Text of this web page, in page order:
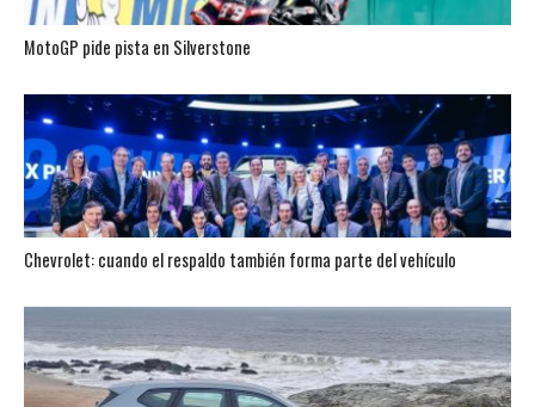
MotoGP pide pista en Silverstone
Chevrolet: cuando el respaldo también forma parte del vehículo